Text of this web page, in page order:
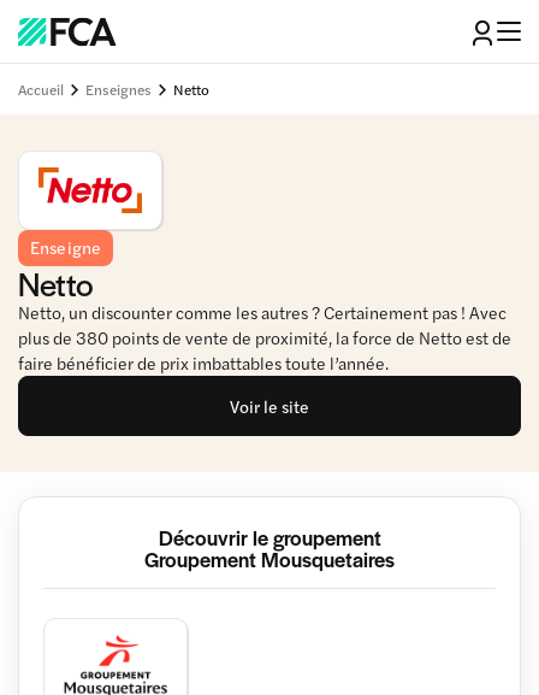
Accueil Enseignes Netto
Enseigne
Netto
Netto, un discounter comme les autres ? Certainement pas ! Avec
plus de 380 points de vente de proximité, la force de Netto est de
faire bénéficier de prix imbattables toute l’année.
Voir le site
Découvrir le groupement
Groupement Mousquetaires